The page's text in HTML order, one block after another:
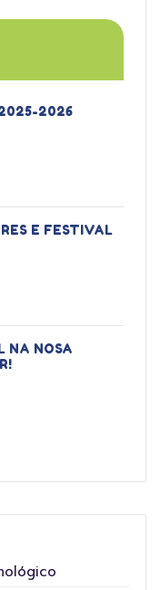
2026
E FESTIVAL
NA NOSA